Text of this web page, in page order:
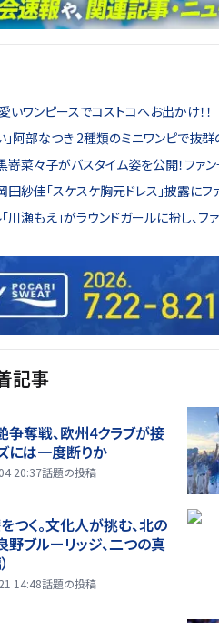
いワンピースでコストコへお出かけ！！
い」阿部なつき 2種類のミニワンピで抜
嵜菜々子がバスタイム姿を公開！ファ
田紗佳「スケスケ胸元ドレス」披露に
川瀬もえ」がラウンドガールに扮し、
記事
争奪戦、欧州4クラブが接
には一度断りか
20:37話題の投稿
つく。文化人が挑む、北の
野ブルーリッジ、二つの真
14:48話題の投稿